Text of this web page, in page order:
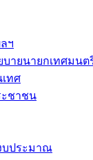
ฯ
ายนายกเทศมนต
ทศ
ะชาชน
บประมาณ